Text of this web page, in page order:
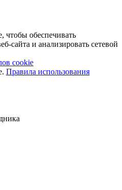
обеспечивать
сайта и анализировать сетевой
cookie
Правила использования